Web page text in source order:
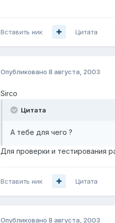
Вставить ник Цитата
Опубликовано 8 августа, 2003
Sirco
Цитата
А тебе для чего ?
Для проверки и тестирования
Вставить ник Цитата
Опубликовано 8 августа, 2003